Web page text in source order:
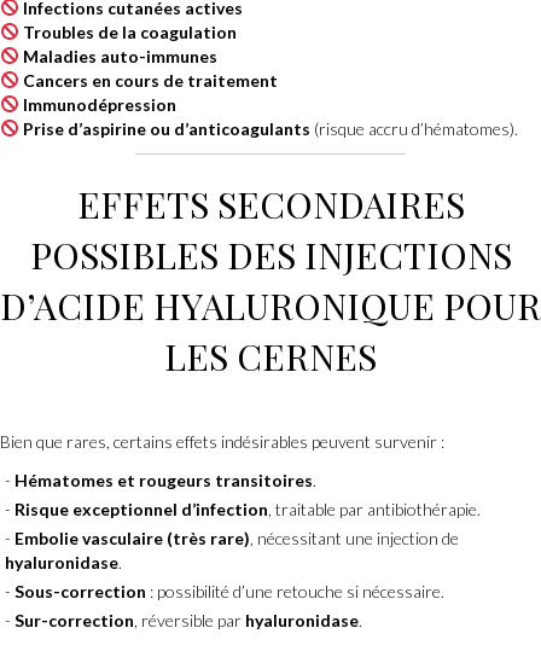
Infections cutanées actives
Troubles de la coagulation
Maladies auto-immunes
Cancers en cours de traitement
Immunodépression
Prise d’aspirine ou d’anticoagulants (risque accru d’hématomes).
EFFETS SECONDAIRES
POSSIBLES DES INJECTIONS
D’ACIDE HYALURONIQUE POUR
LES CERNES
Bien que rares, certains effets indésirables peuvent survenir :
Hématomes et rougeurs transitoires.
Risque exceptionnel d’infection, traitable par antibiothérapie.
Embolie vasculaire (très rare), nécessitant une injection de
hyaluronidase.
Sous-correction : possibilité d’une retouche si nécessaire.
Sur-correction, réversible par hyaluronidase.